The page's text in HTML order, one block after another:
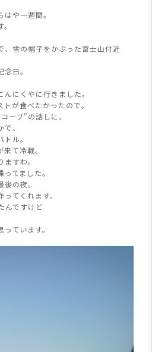
や一週間。
、雪の帽子をかぶった富士山付近
日。
にくやに行きました。
が食べたかったので。
ーブ"の話しに。
、
ル。
て冷戦。
すわ。
てました。
の夜。
てくれます。
んですけど
ています。